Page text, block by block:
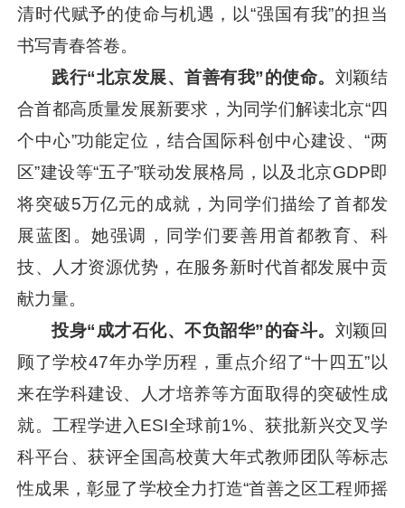
清时代赋予的使命与机遇，以“强国有我”的担当
书写青春答卷。
践行“北京发展、首善有我”的使命。 刘颖结
合首都高质量发展新要求，为同学们解读北京“四
个中心”功能定位，结合国际科创中心建设、“两
区”建设等“五子”联动发展格局，以及北京GDP即
将突破5万亿元的成就，为同学们描绘了首都发
展蓝图。她强调，同学们要善用首都教育、科
技、人才资源优势，在服务新时代首都发展中贡
献力量。
投身“成才石化、不负韶华”的奋斗。 刘颖回
顾了学校47年办学历程，重点介绍了“十四五”以
来在学科建设、人才培养等方面取得的突破性成
就。工程学进入ESI全球前1%、获批新兴交叉学
科平台、获评全国高校黄大年式教师团队等标志
性成果，彰显了学校全力打造“首善之区工程师摇